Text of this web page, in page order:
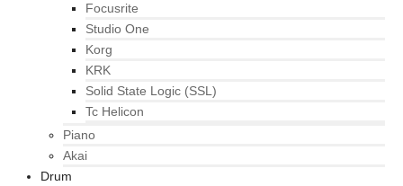
Focusrite
Studio One
Korg
KRK
Solid State Logic (SSL)
Tc Helicon
Piano
Akai
Drum